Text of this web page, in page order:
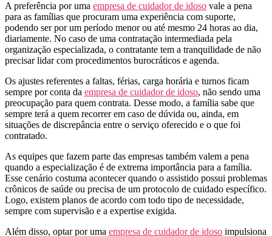
A preferência por uma empresa de cuidador de idoso vale a pena
para as famílias que procuram uma experiência com suporte,
podendo ser por um período menor ou até mesmo 24 horas ao dia,
diariamente. No caso de uma contratação intermediada pela
organização especializada, o contratante tem a tranquilidade de não
precisar lidar com procedimentos burocráticos e agenda.
Os ajustes referentes a faltas, férias, carga horária e turnos ficam
sempre por conta da empresa de cuidador de idoso, não sendo uma
preocupação para quem contrata. Desse modo, a família sabe que
sempre terá a quem recorrer em caso de dúvida ou, ainda, em
situações de discrepância entre o serviço oferecido e o que foi
contratado.
As equipes que fazem parte das empresas também valem a pena
quando a especialização é de extrema importância para a família.
Esse cenário costuma acontecer quando o assistido possui problemas
crônicos de saúde ou precisa de um protocolo de cuidado específico.
Logo, existem planos de acordo com todo tipo de necessidade,
sempre com supervisão e a expertise exigida.
Além disso, optar por uma empresa de cuidador de idoso impulsiona